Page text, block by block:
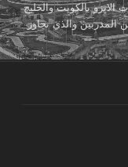
الايزو بالكويت والخليج
المدربين والذي تجاوز